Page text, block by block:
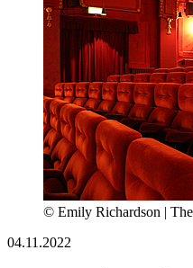
© Emily Richardson |
04.11.2022